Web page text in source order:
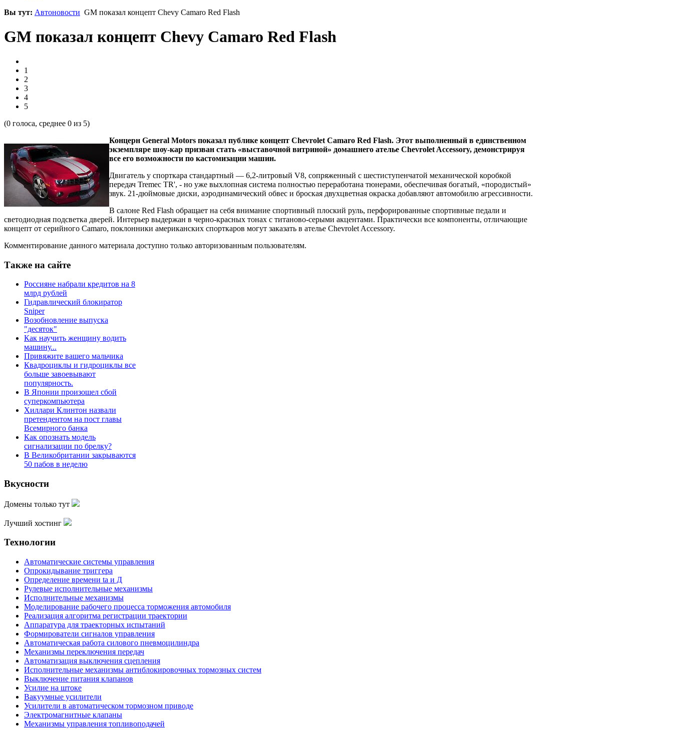
Вы тут: Автоновости GM показал концепт Chevy Camaro Red Flash
GM показал концепт Chevy Camaro Red Flash
1
2
3
4
5
(0 голоса, среднее 0 из 5)
Концерн General Motors показал публике концепт Chevrolet Camaro Red Flash. Этот выполненный в единственном
экземпляре шоу-кар призван стать «выставочной витриной» домашнего ателье Chevrolet Accessory, демонстрируя
все его возможности по кастомизации машин.
Двигатель у спорткара стандартный — 6,2-литровый V8, сопряженный с шестиступенчатой механической коробкой
передач Tremec TR', - но уже выхлопная система полностью переработана тюнерами, обеспечивая богатый, «породистый»
звук. 21-дюймовые диски, аэродинамический обвес и броская двухцветная окраска добавляют автомобилю агрессивности.
В салоне Red Flash обращает на себя внимание спортивный плоский руль, перфорированные спортивные педали и
светодиодная подсветка дверей. Интерьер выдержан в черно-красных тонах с титаново-серыми акцентами. Практически все компоненты, отличающие
концепт от серийного Camaro, поклонники американских спорткаров могут заказать в ателье Chevrolet Accessory.
Комментирование данного материала доступно только авторизованным пользователям.
Также на сайте
Россияне набрали кредитов на 8
млрд рублей
Гидравлический блокиратор
Sniper
Возобновление выпуска
"десяток"
Как научить женщину водить
машину...
Привяжите вашего мальчика
Квадроциклы и гидроциклы все
больше завоевывают
популярность.
В Японии произошел сбой
суперкомпьютера
Хиллари Клинтон назвали
претендентом на пост главы
Всемирного банка
Как опознать модель
сигнализации по брелку?
В Великобритании закрываются
50 пабов в неделю
Вкусности
Домены только тут
Лучший хостинг
Технологии
Автоматические системы управления
Опрокидывание триггера
Определение времени ta и Д
Рулевые исполнительные механизмы
Исполнительные механизмы
Моделирование рабочего процесса торможения автомобиля
Реализация алгоритма регистрации траектории
Аппаратура для траекторных испытаний
Формирователи сигналов управления
Автоматическая работа силового пневмоцилиндра
Механизмы переключения передач
Автоматизация выключения сцепления
Исполнительные механизмы антиблокировочных тормозных систем
Выключение питания клапанов
Усилие на штоке
Вакуумные усилители
Усилители в автоматическом тормозном приводе
Электромагнитные клапаны
Механизмы управления топливоподачей